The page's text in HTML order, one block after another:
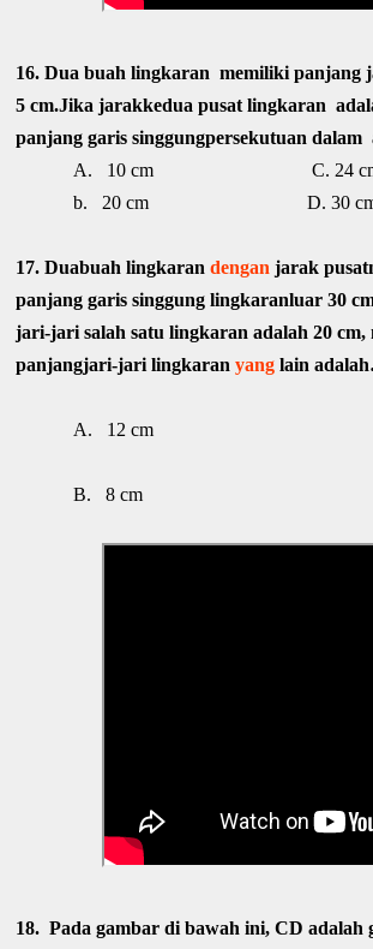
16. Dua buah lingkaran memiliki panjang
5 cm.Jika jarakkedua pusat lingkaran
panjang garis singgungpersekutuan dalam
A.
10 cm C. 24
b.
20 cm D. 30
17. Duabuah lingkarandengan jarak
panjang garis singgung lingkaranluar 30
jari-jari salah satu lingkaran adalah 20 cm,
panjangjari-jari lingkaranyang lain
A. 12 cm C.
B. 8 cm D.
18. Pada gambar di bawah ini, CD adalah